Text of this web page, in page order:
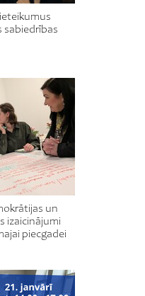
sabiedrības
un
izaicinājumi
piecgadei